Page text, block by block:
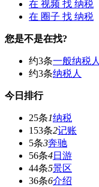
在 视频 找 纳税
在 圈子 找 纳税
您是不是在找?
约3条一般纳税人
约3条纳税人
今日排行
25条1纳税
153条2记账
5条3奔驰
56条4日游
44条5景区
36条6介绍